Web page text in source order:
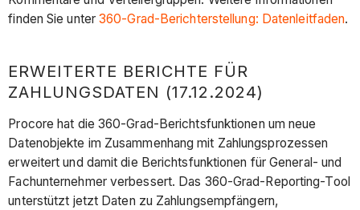
finden Sie unter360-Grad-Berichterstellung: Datenleitfaden.
ERWEITERTE BERICHTE FÜR
ZAHLUNGSDATEN (17.12.2024)
Procore hat die 360-Grad-Berichtsfunktionen um neue
Datenobjekte im Zusammenhang mit Zahlungsprozessen
erweitert und damit die Berichtsfunktionen für General- und
Fachunternehmer verbessert. Das 360-Grad-Reporting-Tool
unterstützt jetzt Daten zu Zahlungsempfängern,